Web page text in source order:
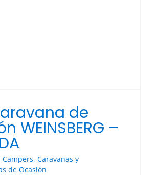
de
WEINSBERG –
Campers, Caravanas y
de Ocasión